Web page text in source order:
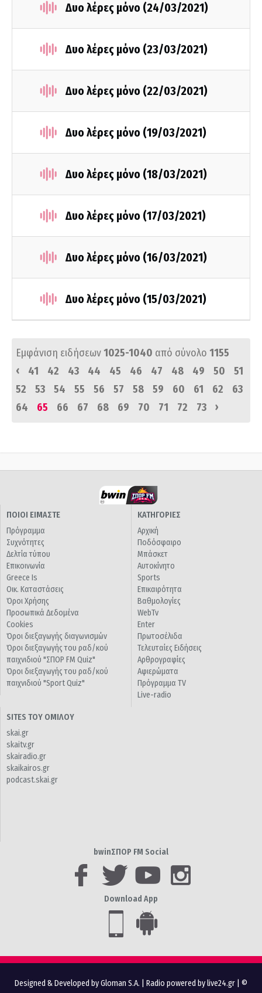
Δυο λέρες μόνο (24/03/2021)
Δυο λέρες μόνο (23/03/2021)
Δυο λέρες μόνο (22/03/2021)
Δυο λέρες μόνο (19/03/2021)
Δυο λέρες μόνο (18/03/2021)
Δυο λέρες μόνο (17/03/2021)
Δυο λέρες μόνο (16/03/2021)
Δυο λέρες μόνο (15/03/2021)
Εμφάνιση ειδήσεων1025-1040 από σύνολο 1155
‹
41 42 43 44 45 46 47 48 49 50
51
52
53 54 55 56 57 58 59 60 61 62
63
64
65 66 67 68 69 70 71 72 73 ›
ΠΟΙΟΙ ΕΙΜΑΣΤΕ
Πρόγραμμα
Συχνότητες
Δελτία τύπου
Επικοινωνία
Greece Is
Οικ. Καταστάσεις
Όροι Χρήσης
Προσωπικά Δεδομένα
Cookies
Όροι διεξαγωγής διαγωνισμών
Όροι διεξαγωγής του ραδ/κού
παιχνιδιού "ΣΠΟΡ FM Quiz"
Όροι διεξαγωγής του ραδ/κού
παιχνιδιού "Sport Quiz"
ΚΑΤΗΓΟΡΙΕΣ
Αρχική
Ποδόσφαιρο
Μπάσκετ
Αυτοκίνητο
Sports
Επικαιρότητα
Βαθμολογίες
WebTv
Enter
Πρωτοσέλιδα
Τελευταίες Ειδήσεις
Αρθρογραφίες
Αφιερώματα
Πρόγραμμα TV
Live-radio
SITES ΤΟΥ ΟΜΙΛΟΥ
skai.gr
skaitv.gr
skairadio.gr
skaikairos.gr
podcast.skai.gr
bwinΣΠΟΡ FM Social
Download App
Designed & Developed by Gloman S.A. Radio powered by live24.gr | ©